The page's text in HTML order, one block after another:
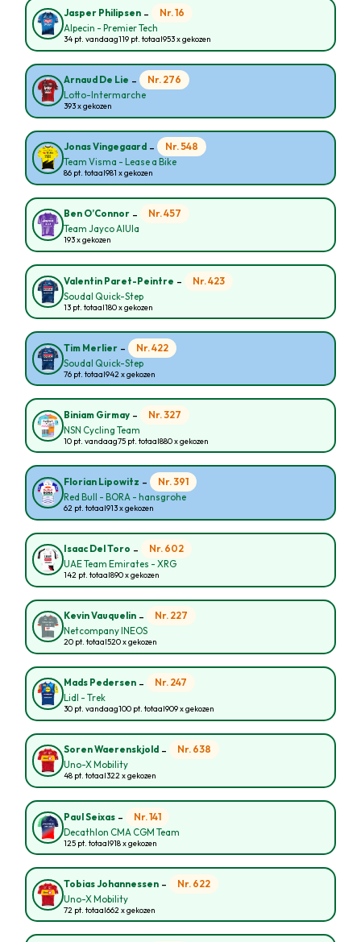
Jasper Philipsen - Nr. 16
Alpecin - Premier Tech
34 pt. vandaag119 pt. totaal953 x gekozen
Arnaud De Lie - Nr. 276
Lotto-Intermarche
393 x gekozen
Jonas Vingegaard - Nr. 548
Team Visma - Lease a Bike
86 pt. totaal981 x gekozen
Ben O’Connor - Nr. 457
Team Jayco AlUla
193 x gekozen
Valentin Paret-Peintre - Nr. 423
Soudal Quick-Step
13 pt. totaal180 x gekozen
Tim Merlier - Nr. 422
Soudal Quick-Step
76 pt. totaal942 x gekozen
Biniam Girmay - Nr. 327
NSN Cycling Team
10 pt. vandaag75 pt. totaal880 x gekozen
Florian Lipowitz - Nr. 391
Red Bull - BORA - hansgrohe
62 pt. totaal913 x gekozen
Isaac Del Toro - Nr. 602
UAE Team Emirates - XRG
142 pt. totaal890 x gekozen
Kevin Vauquelin - Nr. 227
Netcompany INEOS
20 pt. totaal520 x gekozen
Mads Pedersen - Nr. 247
Lidl - Trek
30 pt. vandaag100 pt. totaal909 x gekozen
Soren Waerenskjold - Nr. 638
Uno-X Mobility
48 pt. totaal322 x gekozen
Paul Seixas - Nr. 141
Decathlon CMA CGM Team
125 pt. totaal918 x gekozen
Tobias Johannessen - Nr. 622
Uno-X Mobility
72 pt. totaal662 x gekozen